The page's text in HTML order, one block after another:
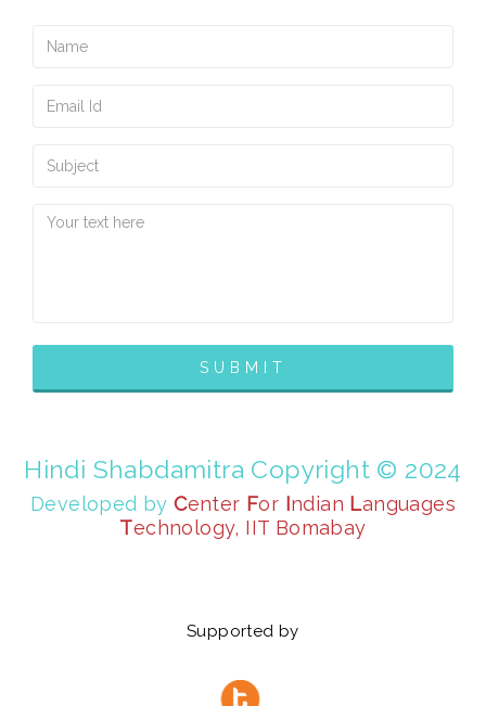
Hindi Shabdamitra Copyright © 2024
Developed byCenter For Indian Languages
Technology, IIT Bomabay
Supported by